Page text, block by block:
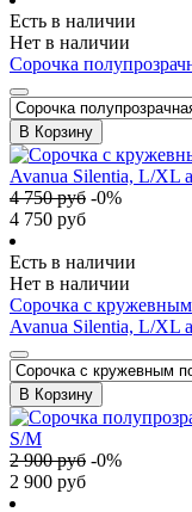
Есть в наличии
Нет в наличии
Сорочка
В Корзину
4 750руб -0%
4 750 руб
Есть в наличии
Нет в наличии
Сорочка с
Avanua Silentia, L/XL
В Корзину
2 900руб -0%
2 900 руб